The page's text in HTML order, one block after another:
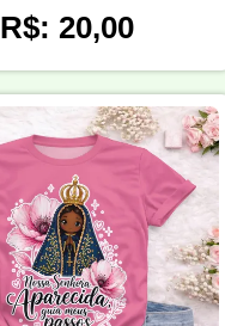
R$: 20,00